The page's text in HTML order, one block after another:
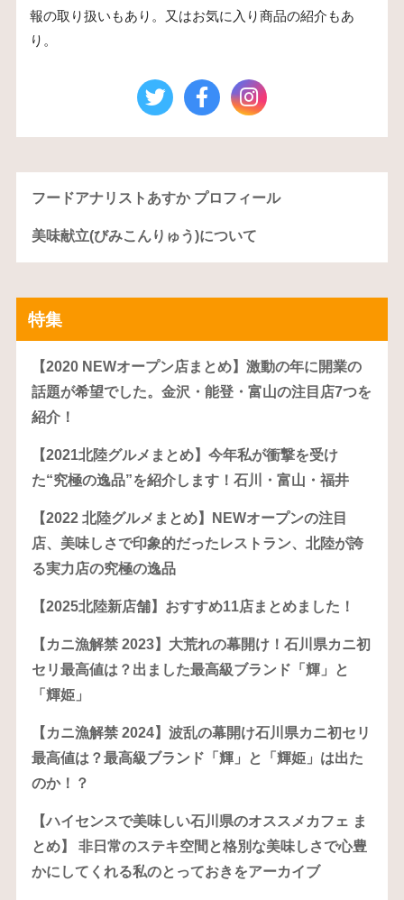
報の取り扱いもあり。又はお気に入り商品の紹介もあ
り。
フードアナリストあすか プロフィール
美味献立(びみこんりゅう)について
特集
【2020 NEWオープン店まとめ】激動の年に開業の
話題が希望でした。金沢・能登・富山の注目店7つを
紹介！
【2021北陸グルメまとめ】今年私が衝撃を受け
た“究極の逸品”を紹介します！石川・富山・福井
【2022 北陸グルメまとめ】NEWオープンの注目
店、美味しさで印象的だったレストラン、北陸が誇
る実力店の究極の逸品
【2025北陸新店舗】おすすめ11店まとめました！
【カニ漁解禁 2023】大荒れの幕開け！石川県カニ初
セリ最高値は？出ました最高級ブランド「輝」と
「輝姫」
【カニ漁解禁 2024】波乱の幕開け石川県カニ初セリ
最高値は？最高級ブランド「輝」と「輝姫」は出た
のか！？
【ハイセンスで美味しい石川県のオススメカフェ ま
とめ】 非日常のステキ空間と格別な美味しさで心豊
かにしてくれる私のとっておきをアーカイブ